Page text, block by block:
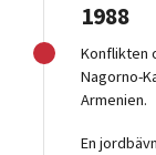
1988
Konflikten
Nagorno-
Armenien.
En